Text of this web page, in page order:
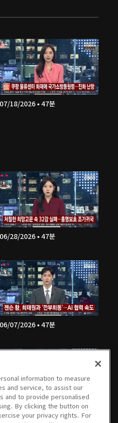
07/18/2026 • 47분
06/28/2026 • 47분
06/07/2026 • 47분
05/23/2026 • 48분
information to measure
and service, to assist our
and to provide personalised
By clicking the button on
your privacy rights. For